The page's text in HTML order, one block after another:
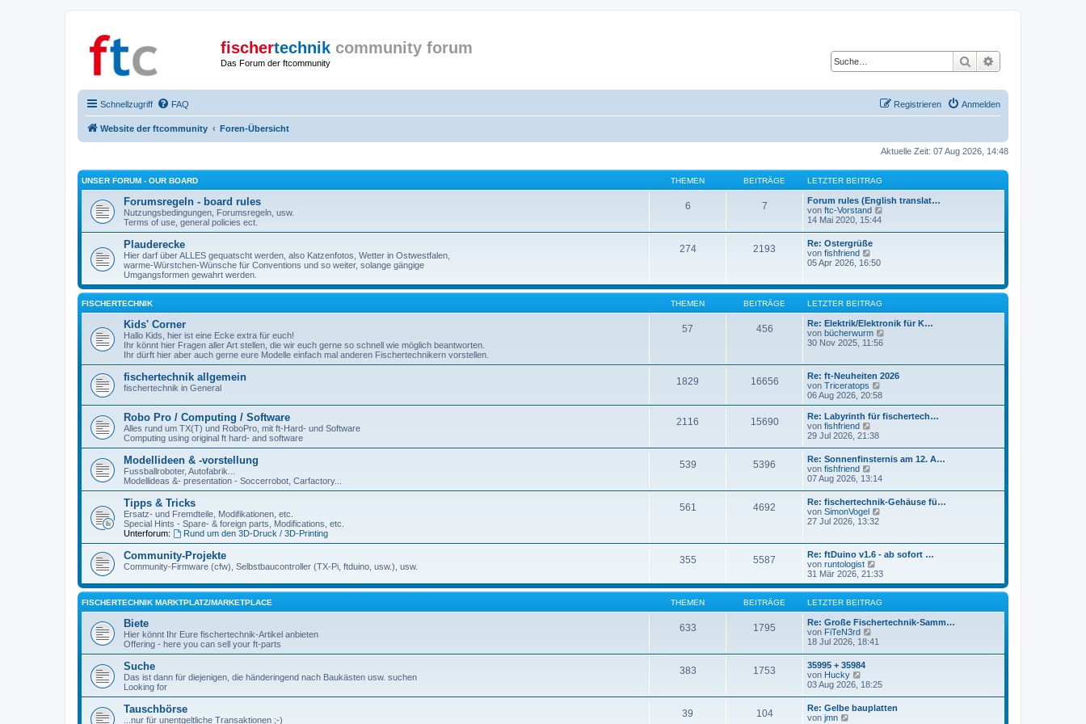
fischertechnik community forum
Das Forum der ftcommunity Suche
Schnellzugriff FAQ Anmelden
Registrieren
Website der ftcommunity Foren-Übersicht
Aktuelle Zeit: 07 Aug 2026, 14:48
UNSER FORUM - OUR BOARD THEMEN BEITRÄGE LETZTER BEITRAG
Forumsregeln - board rules
Nutzungsbedingungen, Forumsregeln, usw.
Terms of use, general policies ect.
6 7
Forum rules (English translat…
von ftc-Vorstand
B
e
t
r
a
14 Mai 2020, 15:44
Plauderecke
Hier darf über ALLES gequatscht werden, also Katzenfotos, Wetter in Ostwestfalen,
warme-Würstchen-Wünsche für Conventions und so weiter, solange gängige
Umgangsformen gewahrt werden.
274 2193
Re: Ostergrüße
von fishfriend
e
s
t
r
B
e
i
r
a
g
05 Apr 2026, 16:50
FISCHERTECHNIK THEMEN BEITRÄGE LETZTER BEITRAG
Kids' Corner
Hallo Kids, hier ist eine Ecke extra für euch!
Ihr könnt hier Fragen aller Art stellen, die wir euch gerne so schnell wie möglich beantworten.
Ihr dürft hier aber auch gerne eure Modelle einfach mal anderen Fischertechnikern vorstellen.
57 456
Re: Elektrik/Elektronik für K…
von bücherwurm
s
t
B
e
r
a
30 Nov 2025, 11:56
fischertechnik allgemein
fischertechnik in General
1829 16656
Re: ft-Neuheiten 2026
von Triceratops
e
u
e
r
B
i
t
r
06 Aug 2026, 20:58
Robo Pro / Computing / Software
Alles rund um TX(T) und RoboPro, mit ft-Hard- und Software
Computing using original ft hard- and software
2116 15690
Re: Labyrinth für fischertech…
von fishfriend
e
s
t
e
r
B
e
i
r
a
g
29 Jul 2026, 21:38
Modellideen & -vorstellung
Fussballroboter, Autofabrik...
Modellideas &- presentation - Soccerrobot, Carfactory...
539 5396
Re: Sonnenfinsternis am 12. A…
von fishfriend
e
s
t
e
B
e
i
t
r
a
g
07 Aug 2026, 13:14
Tipps & Tricks
Ersatz- und Fremdteile, Modifikationen, etc.
Special Hints - Spare- & foreign parts, Modifications, etc.
Unterforum:
Rund um den 3D-Druck / 3D-Printing
561 4692
Re: fischertechnik-Gehäuse fü…
von SimonVogel
e
r
B
i
r
27 Jul 2026, 13:32
Community-Projekte
Community-Firmware (cfw), Selbstbaucontroller (TX-Pi, ftduino, usw.), usw.
355 5587
Re: ftDuino v1.6 - ab sofort …
von runtologist
e
u
e
s
t
e
B
r
a
g
31 Mär 2026, 21:33
FISCHERTECHNIK MARKTPLATZ/MARKETPLACE THEMEN BEITRÄGE LETZTER BEITRAG
Biete
Hier könnt Ihr Eure fischertechnik-Artikel anbieten
Offering - here you can sell your ft-parts
633 1795
Re: Große Fischertechnik-Samm…
von FiTeN3rd
e
t
e
r
B
18 Jul 2026, 18:41
Suche
Das ist dann für diejenigen, die händeringend nach Baukästen usw. suchen
Looking for
383 1753
35995 + 35984
von Hucky
e
s
03 Aug 2026, 18:25
Tauschbörse
...nur für unentgeltliche Transaktionen ;-)
39 104
Re: Gelbe bauplatten
von jmn